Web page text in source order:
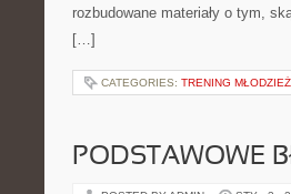
rozbudowane materiały o tym,
[…]
CATEGORIES: TRENING
PODSTAWOWE